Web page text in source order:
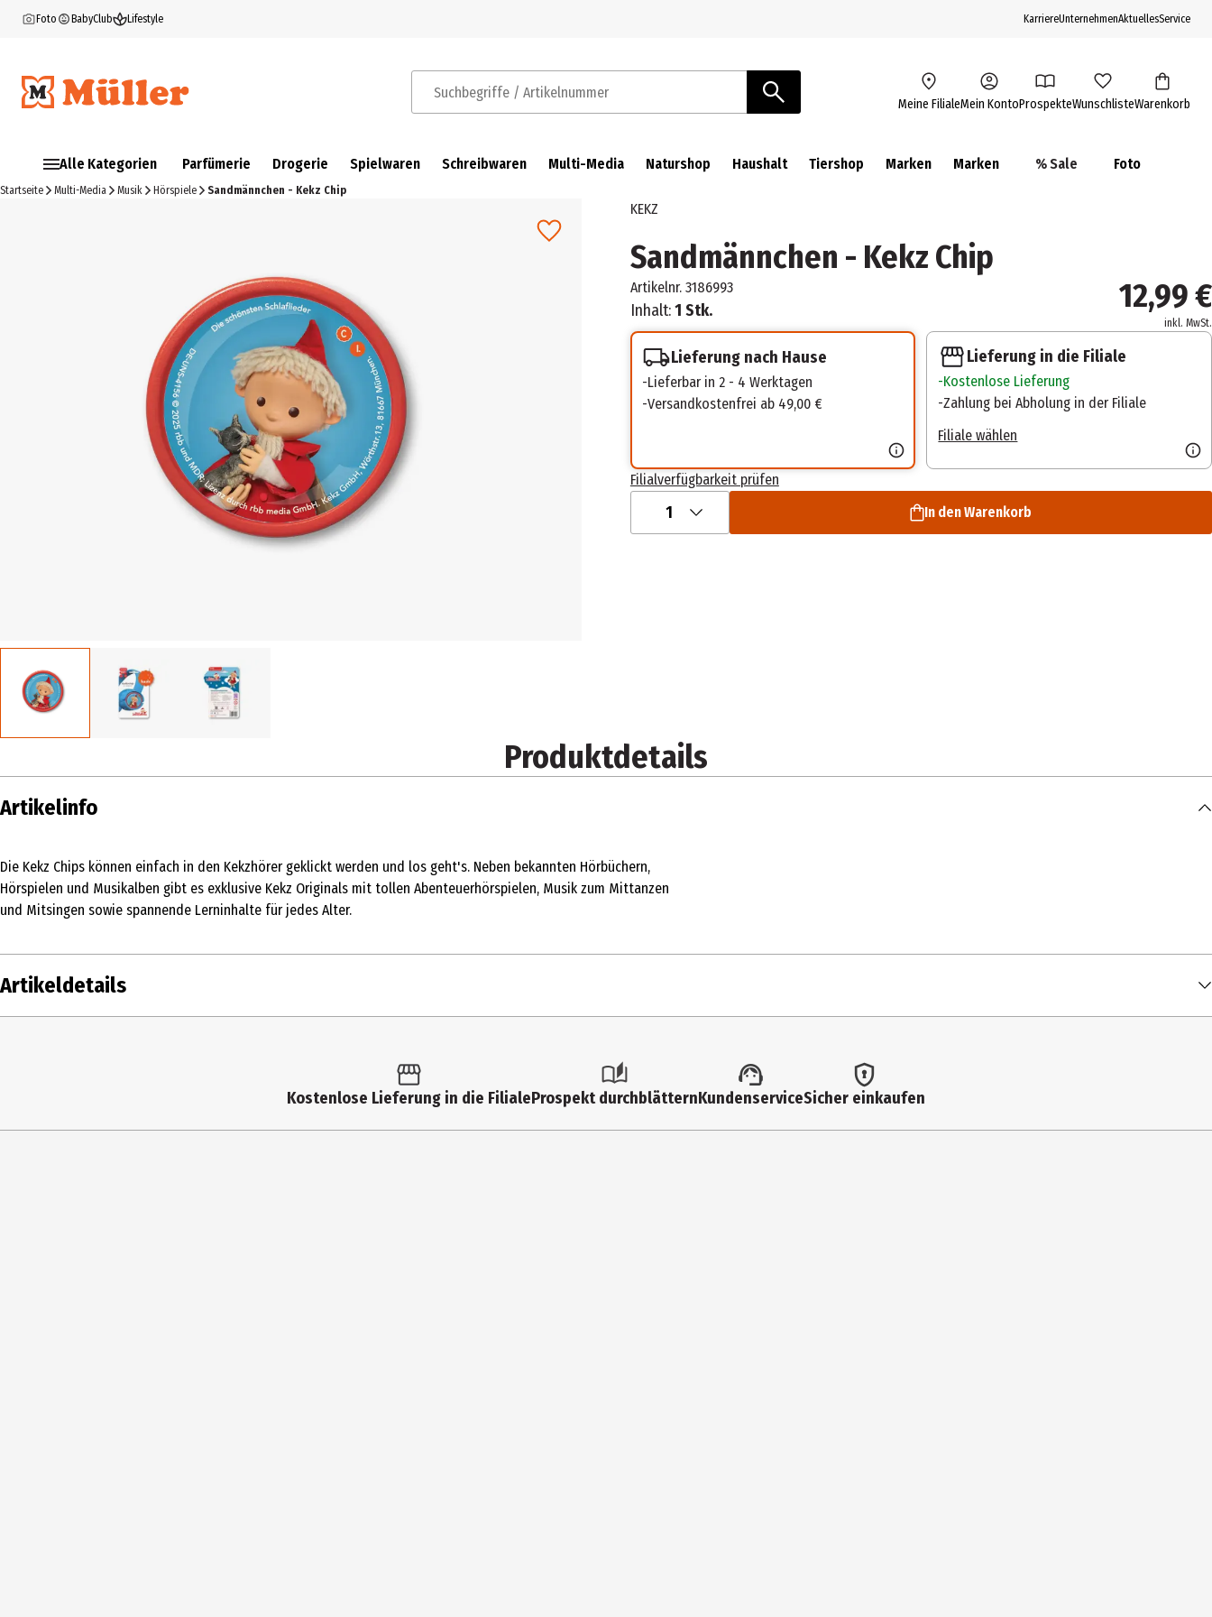
Foto BabyClub Lifestyle KarriereUnternehmenAktuellesService
Suchbegriffe / Artikelnummer Meine FilialeMein KontoProspekteWunschlisteWarenkorb
Alle Kategorien Parfümerie Drogerie Spielwaren Schreibwaren Multi-Media Naturshop Haushalt Tiershop Marken Marken % Sale Foto
Startseite Multi-Media Musik Hörspiele Sandmännchen - Kekz Chip
KEKZ
Sandmännchen - Kekz Chip
Artikelnr. 3186993
Inhalt:1 Stk. 12,99 €
inkl. MwSt.
Lieferung nach Hause
Lieferbar in 2 - 4 Werktagen
Versandkostenfrei ab 49,00 €
Lieferung in die Filiale
Kostenlose Lieferung
Zahlung bei Abholung in der Filiale
Filiale wählen
Filialverfügbarkeit prüfen
1 In den Warenkorb
Produktdetails
Artikelinfo
Die Kekz Chips können einfach in den Kekzhörer geklickt werden und los geht's. Neben bekannten Hörbüchern,
Hörspielen und Musikalben gibt es exklusive Kekz Originals mit tollen Abenteuerhörspielen, Musik zum Mittanzen
und Mitsingen sowie spannende Lerninhalte für jedes Alter.
Artikeldetails
Hörspiel (Kinder)
Kostenlose Lieferung in die FilialeProspekt durchblätternKundenserviceSicher einkaufen